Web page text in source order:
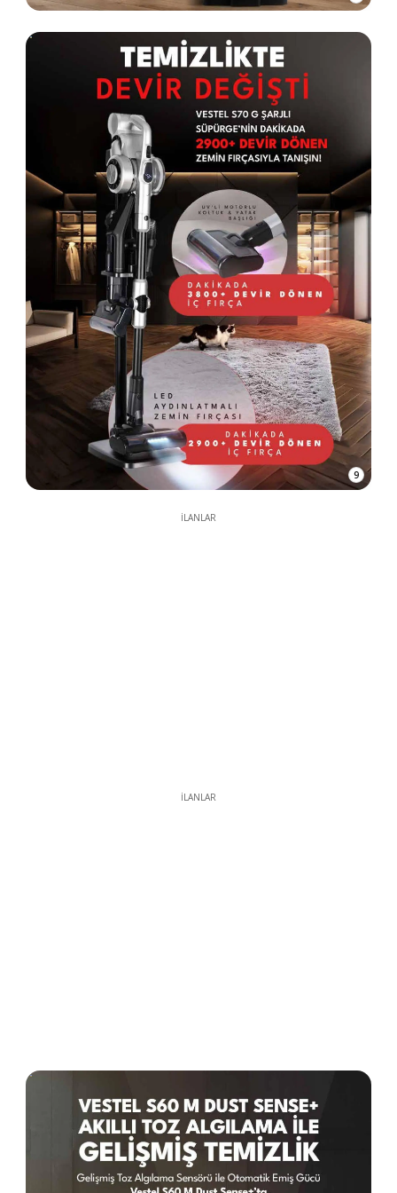
9
İLANLAR
İLANLAR